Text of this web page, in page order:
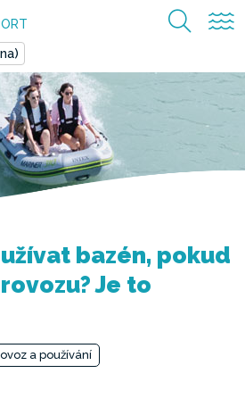
bazén, pokud
Je to
a používání